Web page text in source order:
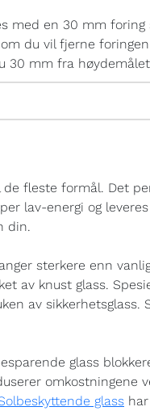
med en 30 mm
du vil fjerne
30 mm fra
fleste formål. Det
lav-energi og
din.
sterkere enn
av knust glass.
av
glass
omkostningene
glass